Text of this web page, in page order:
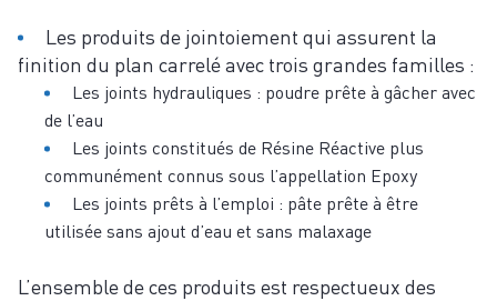
Les produits de jointoiement qui assurent la
finition du plan carrelé avec trois grandes familles :
Les joints hydrauliques : poudre prête à gâcher avec
de l’eau
Les joints constitués de Résine Réactive plus
communément connus sous l’appellation Epoxy
Les joints prêts à l’emploi : pâte prête à être
utilisée sans ajout d’eau et sans malaxage
L’ensemble de ces produits est respectueux des